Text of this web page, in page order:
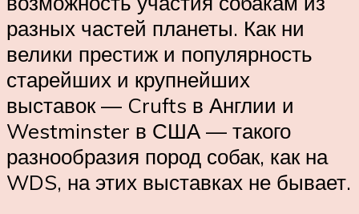
разных частей планеты. Как ни
велики престиж и популярность
старейших и крупнейших
выставок — Crufts в Англии и
Westminster в США — такого
разнообразия пород собак, как на
WDS, на этих выставках не бывает.